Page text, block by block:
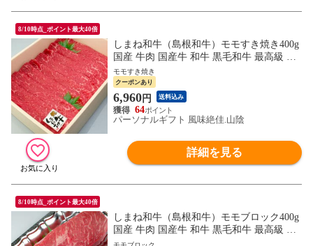
8/10時点_ポイント最大40倍
しまね和牛（島根和牛）モモすき焼き400g
国産 牛肉 国産牛 和牛 黒毛和牛 最高級 特
選 厳選 送料無料（北海道・沖縄を除く）
モモすき焼き
クーポンあり
6,960円 送料込み
64
パーソナルギフト 風味絶佳.山陰
詳細を見る
8/10時点_ポイント最大40倍
しまね和牛（島根和牛）モモブロック400g
国産 牛肉 国産牛 和牛 黒毛和牛 最高級 特
選 厳選 送料無料（北海道・沖縄を除く）